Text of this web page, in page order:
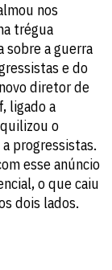
nos
trégua
sobre a guerra
e do
diretor de
ligado a
o
progressistas.
esse anúncio
o que caiu
dois lados.